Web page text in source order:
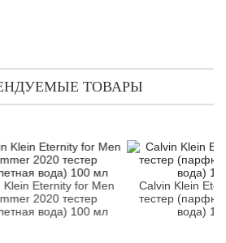
ТОВАРЫ
Eternity for Men
2020 тестер
вода) 100 мл
Calvin Klein Eternity
тестер
вода) 100 мл